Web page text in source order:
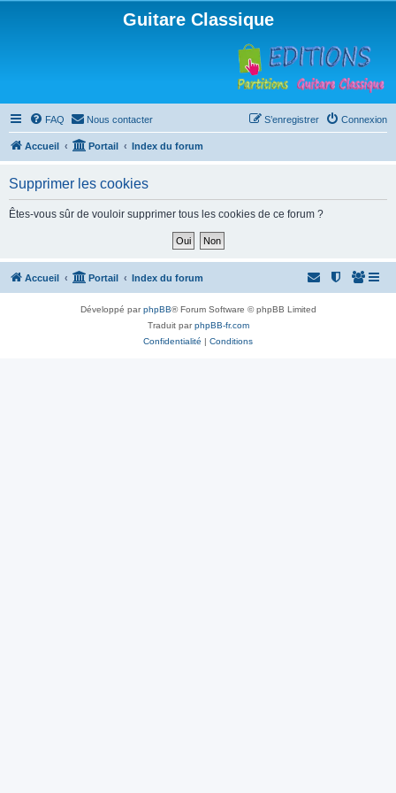
Guitare Classique
FAQ Nous contacter Connexion
S’enregistrer
Accueil Portail Index du forum
Supprimer les cookies
Êtes-vous sûr de vouloir supprimer tous les cookies de ce forum ?
Accueil Portail Index du forum
Développé parphpBB® Forum Software © phpBB Limited
Traduit parphpBB-fr.com
Confidentialité | Conditions